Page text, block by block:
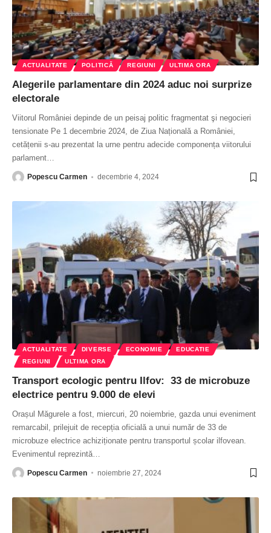
ACTUALITATE POLITICĂ REGIUNI ULTIMA ORA
Alegerile parlamentare din 2024 aduc noi surprize
electorale
Viitorul României depinde de un peisaj politic fragmentat şi negocieri
tensionate Pe 1 decembrie 2024, de Ziua Națională a României,
cetățenii s-au prezentat la urne pentru adecide componența viitorului
parlament…
Popescu Carmen decembrie 4, 2024
ACTUALITATE DIVERSE ECONOMIE
EDUCATIE
REGIUNI
ULTIMA ORA
Transport ecologic pentru Ilfov: 33 de microbuze
electrice pentru 9.000 de elevi
Orașul Măgurele a fost, miercuri, 20 noiembrie, gazda unui eveniment
remarcabil, prilejuit de recepția oficială a unui număr de 33 de
microbuze electrice achiziționate pentru transportul școlar ilfovean.
Evenimentul reprezintă
Popescu Carmen noiembrie 27, 2024